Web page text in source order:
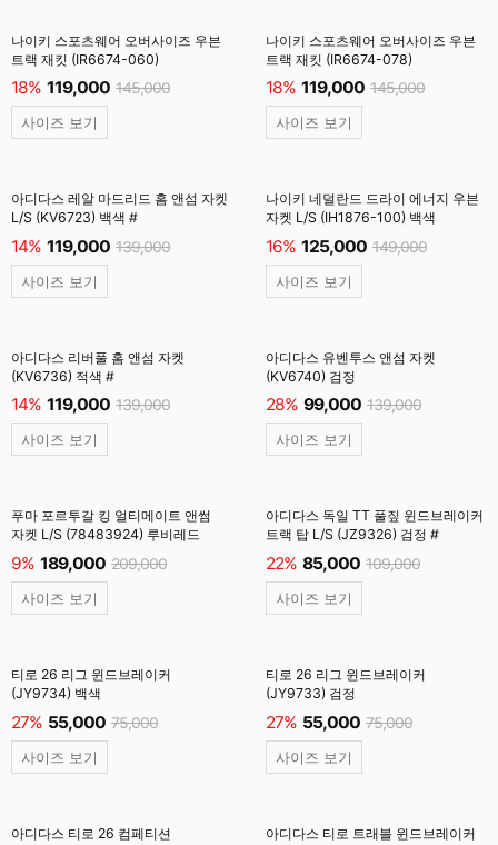
나이키 스포츠웨어 오버사이즈 우븐
트랙 재킷 (IR6674-060)
18% 119,000 145,000
사이즈 보기
나이키 스포츠웨어 오버사이즈 우븐
트랙 재킷 (IR6674-078)
18% 119,000 145,000
사이즈 보기
아디다스 레알 마드리드 홈 앤섬 자켓
L/S (KV6723) 백색 #
14% 119,000 139,000
사이즈 보기
나이키 네덜란드 드라이 에너지 우븐
자켓 L/S (IH1876-100) 백색
16% 125,000 149,000
사이즈 보기
아디다스 리버풀 홈 앤섬 자켓
(KV6736) 적색 #
14% 119,000 139,000
사이즈 보기
아디다스 유벤투스 앤섬 자켓
(KV6740) 검정
28% 99,000 139,000
사이즈 보기
푸마 포르투갈 킹 얼티메이트 앤썸
자켓 L/S (78483924) 루비레드
9% 189,000 209,000
사이즈 보기
아디다스 독일 TT 풀짚 윈드브레이커
트랙 탑 L/S (JZ9326) 검정 #
22% 85,000 109,000
사이즈 보기
티로 26 리그 윈드브레이커
(JY9734) 백색
27% 55,000 75,000
사이즈 보기
티로 26 리그 윈드브레이커
(JY9733) 검정
27% 55,000 75,000
사이즈 보기
아디다스 티로 26 컴페티션
아디다스 티로 트래블 윈드브레이커